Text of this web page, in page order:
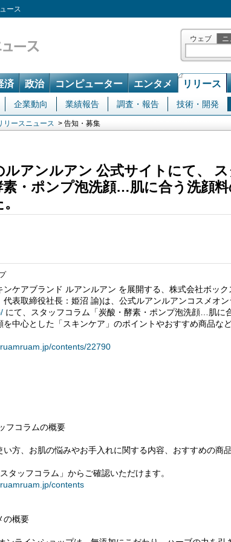
ース
ウェブ ニ
済 政治 コンピューター エンタメ リリース
企業動向 業績報告 調査・報告 技術・開発
リースニュース > 告知・募集
ルアンルアン 公式サイトにて、
素・ポンプ泡洗顔…肌に合う洗顔
ンケアブランド ルアンルアン を展開する、株式会社ボッ
代表取締役社長：姫沼 諭)は、公式ルアンルアンコスメオ
にて、スタッフコラム「炭酸・酵素・ポンプ泡洗顔…肌に
中心とした「スキンケア」のポイントやおすすめ商品な
contents/22790
フコラムの概要
い方、お肌の悩みやお手入れに関する内容、おすすめの商
タッフコラム」からご確認いただけます。
contents
の概要